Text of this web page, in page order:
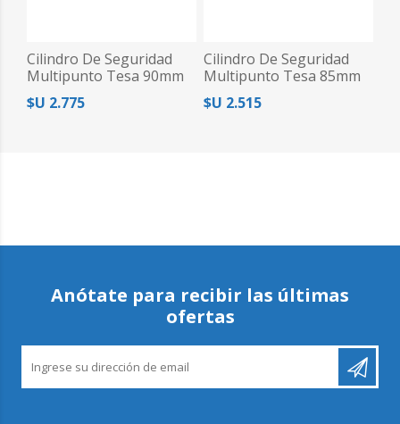
Cilindro De Seguridad
Multipunto Tesa 90mm
(45-45) Niq
$U 2.775
Cilindro De Seguridad
Multipunto Tesa 85mm
(35-50) Bce
$U 2.515
Anótate para recibir las últimas
ofertas